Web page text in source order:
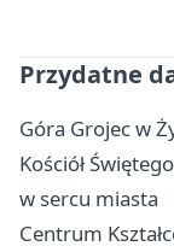
Przydatne
Góra Grojec w
Kościół
w sercu miasta
Centrum